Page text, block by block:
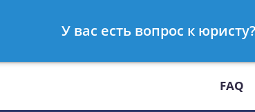
8 812 509-27-47
FAQ
У вас есть вопрос к юристу?